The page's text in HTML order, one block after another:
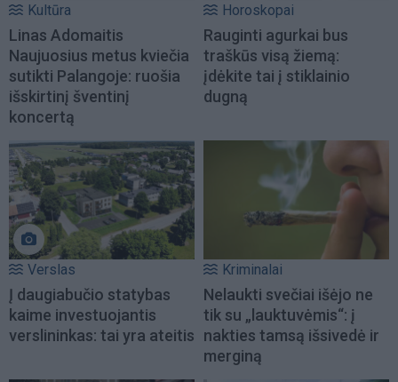
Kultūra
Linas Adomaitis
Naujuosius metus kviečia
sutikti Palangoje: ruošia
išskirtinį šventinį
koncertą
Horoskopai
Rauginti agurkai bus
traškūs visą žiemą:
įdėkite tai į stiklainio
dugną
Verslas
Į daugiabučio statybas
kaime investuojantis
verslininkas: tai yra ateitis
Kriminalai
Nelaukti svečiai išėjo ne
tik su „lauktuvėmis“: į
nakties tamsą išsivedė ir
merginą